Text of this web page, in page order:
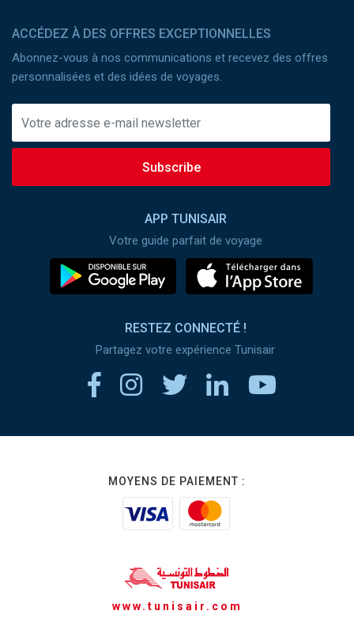
ACCÉDEZ À DES OFFRES EXCEPTIONNELLES
Abonnez-vous à nos communications et recevez des offres
personnalisées et des idées de voyages.
Subscribe
APP TUNISAIR
Votre guide parfait de voyage
RESTEZ CONNECTÉ !
Partagez votre expérience Tunisair
MOYENS DE PAIEMENT :
www.tunisair.com